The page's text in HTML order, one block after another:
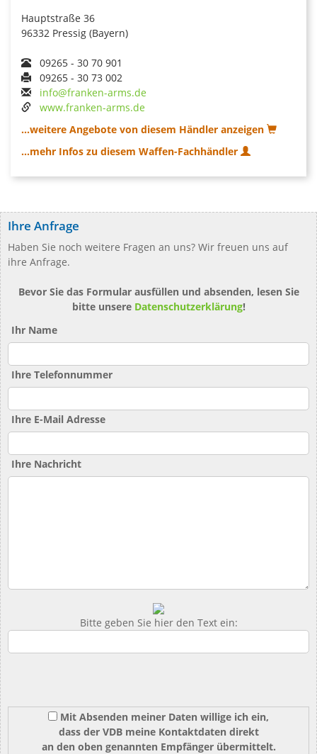
Hauptstraße 36
96332 Pressig (Bayern)
09265 - 30 70 901
09265 - 30 73 002
info@franken-arms.de
www.franken-arms.de
...weitere Angebote von diesem Händler anzeigen
...mehr Infos zu diesem Waffen-Fachhändler
Ihre Anfrage
Haben Sie noch weitere Fragen an uns? Wir freuen uns auf
ihre Anfrage.
Bevor Sie das Formular ausfüllen und absenden, lesen Sie
bitte unsere Datenschutzerklärung!
Ihr Name
Ihre Telefonnummer
Ihre E-Mail Adresse
Ihre Nachricht
Bitte geben Sie hier den Text ein:
Mit Absenden meiner Daten willige ich ein,
dass der VDB meine Kontaktdaten direkt
an den oben genannten Empfänger übermittelt.